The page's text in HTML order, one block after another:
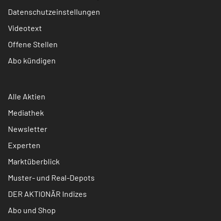
Datenschutzeinstellungen
Videotext
Offene Stellen
Abo kündigen
Alle Aktien
Mediathek
Newsletter
Experten
Marktüberblick
Muster- und Real-Depots
DER AKTIONÄR Indizes
Abo und Shop